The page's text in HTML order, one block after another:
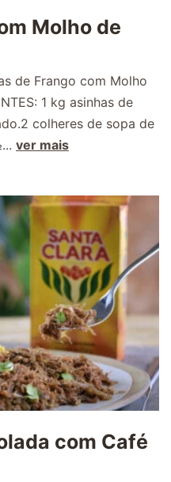
Molho de
de Frango com Molho
1 kg asinhas de
colheres de sopa de
ver mais
com Café